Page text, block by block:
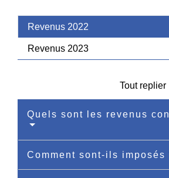
Revenus 2022
Revenus 2023
Tout replier
Quels sont les revenus
Comment sont-ils imposés